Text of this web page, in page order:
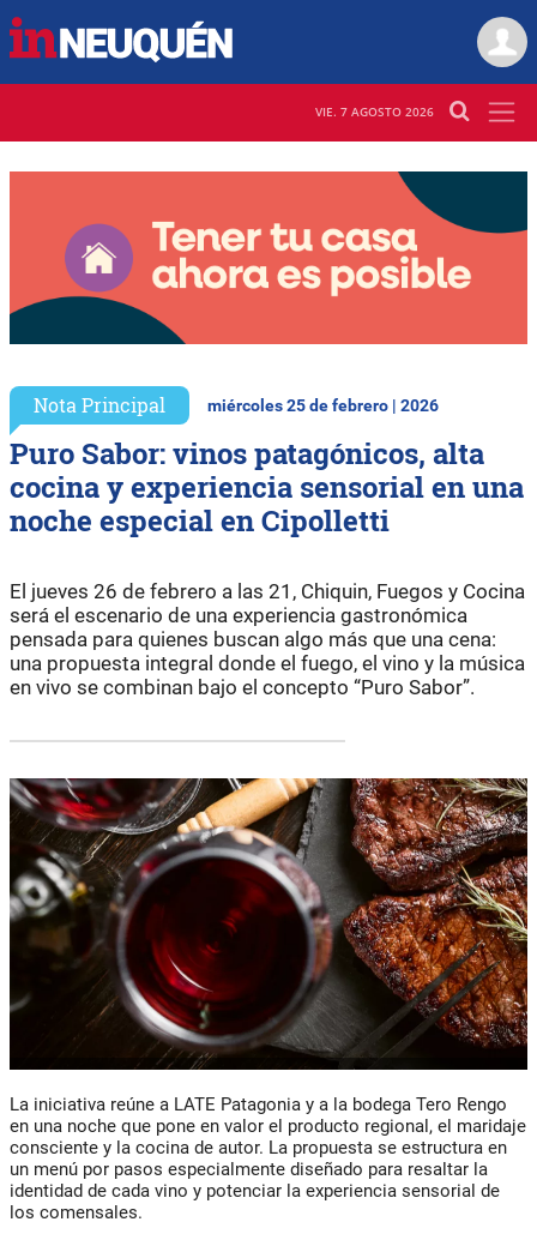
VIE. 7 AGOSTO 2026
Nota Principal miércoles 25 de febrero | 2026
Puro Sabor: vinos patagónicos, alta
cocina y experiencia sensorial en una
noche especial en Cipolletti
El jueves 26 de febrero a las 21, Chiquin, Fuegos y Cocina
será el escenario de una experiencia gastronómica
pensada para quienes buscan algo más que una cena:
una propuesta integral donde el fuego, el vino y la música
en vivo se combinan bajo el concepto “Puro Sabor”.
La iniciativa reúne a LATE Patagonia y a la bodega Tero Rengo
en una noche que pone en valor el producto regional, el maridaje
consciente y la cocina de autor. La propuesta se estructura en
un menú por pasos especialmente diseñado para resaltar la
identidad de cada vino y potenciar la experiencia sensorial de
los comensales.